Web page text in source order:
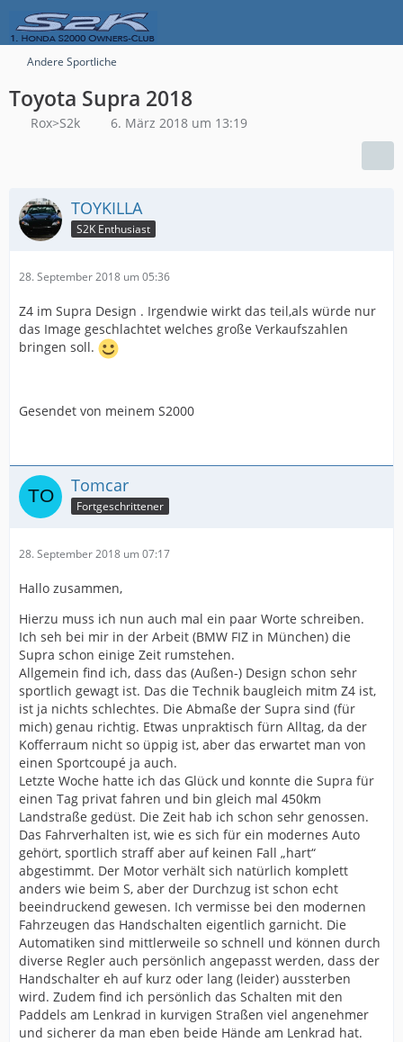
Andere Sportliche
Toyota Supra 2018
Rox>S2k 6. März 2018 um 13:19
TOYKILLA
S2K Enthusiast
28. September 2018 um 05:36
Z4 im Supra Design . Irgendwie wirkt das teil,als würde nur
das Image geschlachtet welches große Verkaufszahlen
bringen soll.
Gesendet von meinem S2000
Tomcar
Fortgeschrittener
28. September 2018 um 07:17
Hallo zusammen,
Hierzu muss ich nun auch mal ein paar Worte schreiben.
Ich seh bei mir in der Arbeit (BMW FIZ in München) die
Supra schon einige Zeit rumstehen.
Allgemein find ich, dass das (Außen-) Design schon sehr
sportlich gewagt ist. Das die Technik baugleich mitm Z4 ist,
ist ja nichts schlechtes. Die Abmaße der Supra sind (für
mich) genau richtig. Etwas unpraktisch fürn Alltag, da der
Kofferraum nicht so üppig ist, aber das erwartet man von
einen Sportcoupé ja auch.
Letzte Woche hatte ich das Glück und konnte die Supra für
einen Tag privat fahren und bin gleich mal 450km
Landstraße gedüst. Die Zeit hab ich schon sehr genossen.
Das Fahrverhalten ist, wie es sich für ein modernes Auto
gehört, sportlich straff aber auf keinen Fall „hart“
abgestimmt. Der Motor verhält sich natürlich komplett
anders wie beim S, aber der Durchzug ist schon echt
beeindruckend gewesen. Ich vermisse bei den modernen
Fahrzeugen das Handschalten eigentlich garnicht. Die
Automatiken sind mittlerweile so schnell und können durch
diverse Regler auch persönlich angepasst werden, dass der
Handschalter eh auf kurz oder lang (leider) aussterben
wird. Zudem find ich persönlich das Schalten mit den
Paddels am Lenkrad in kurvigen Straßen viel angenehmer
und sicherer da man eben beide Hände am Lenkrad hat.